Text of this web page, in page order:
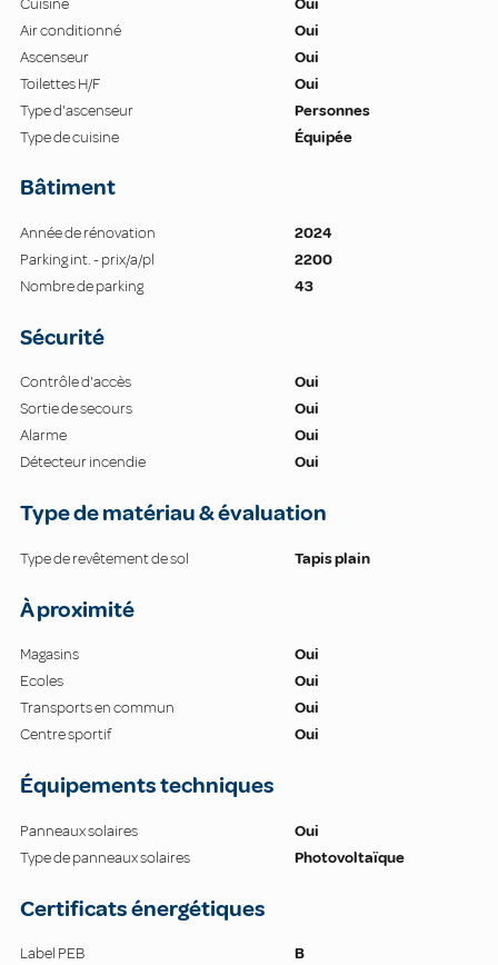
Air conditionné
Oui
Ascenseur
Oui
Toilettes H/F
Oui
Type d'ascenseur
Personnes
Type de cuisine
Équipée
Bâtiment
Année de rénovation
2024
Parking int. - prix/a/pl
2200
Nombre de parking
43
Sécurité
Contrôle d'accès
Oui
Sortie de secours
Oui
Alarme
Oui
Détecteur incendie
Oui
Type de matériau & évaluation
Type de revêtement de sol Tapis plain
À proximité
Magasins
Oui
Ecoles
Oui
Transports en commun
Oui
Centre sportif
Oui
Équipements techniques
Panneaux solaires
Oui
Type de panneaux solaires
Photovoltaïque
Certificats énergétiques
Label PEB
B